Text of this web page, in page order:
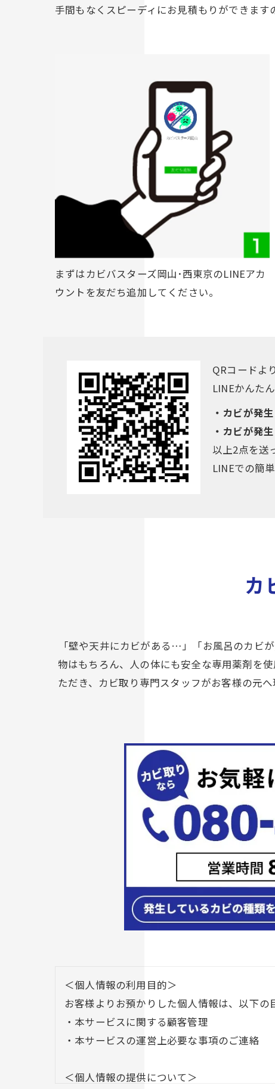
手間もなくスピーディにお見積もりができま
まずはカビバスターズ岡山･西東京のLINEアカ
ウントを友だち追加してください。
QRコードよ
LINEかんた
・カビが発
・カビが発
以上2点を送
LINEでの簡
カ
「壁や天井にカビがある…」「お風呂のカビ
物はもちろん、人の体にも安全な専用薬剤を
ただき、カビ取り専門スタッフがお客様の元
＜個人情報の利用目的＞
お客様よりお預かりした個人情報は、以下の
・本サービスに関する顧客管理
・本サービスの運営上必要な事項のご連絡
＜個人情報の提供について＞